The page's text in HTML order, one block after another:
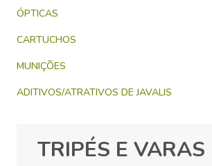
ÓPTICAS
CARTUCHOS
MUNIÇÕES
ADITIVOS/ATRATIVOS DE JAVALIS
TRIPÉS E VARAS